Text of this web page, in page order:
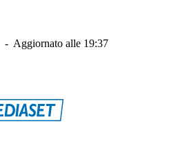
- Aggiornato alle 19:37